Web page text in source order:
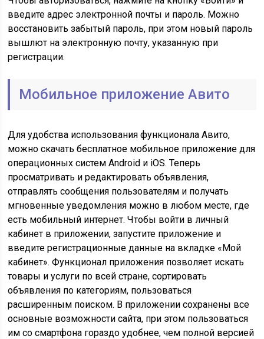
введите адрес электронной почты и пароль. Можно
восстановить забытый пароль, при этом новый пароль
вышлют на электронную почту, указанную при
регистрации.
Мобильное приложение Авито
Для удобства использования функционала Авито,
можно скачать бесплатное мобильное приложение для
операционных систем Android и iOS. Теперь
просматривать и редактировать объявления,
отправлять сообщения пользователям и получать
мгновенные уведомления можно в любом месте, где
есть мобильный интернет. Чтобы войти в личный
кабинет в приложении, запустите приложение и
введите регистрационные данные на вкладке «Мой
кабинет». Функционал приложения позволяет искать
товары и услуги по всей стране, сортировать
объявления по категориям, пользоваться
расширенным поиском. В приложении сохранены все
основные возможности сайта, при этом пользоваться
им со смартфона гораздо удобнее, чем полной версией